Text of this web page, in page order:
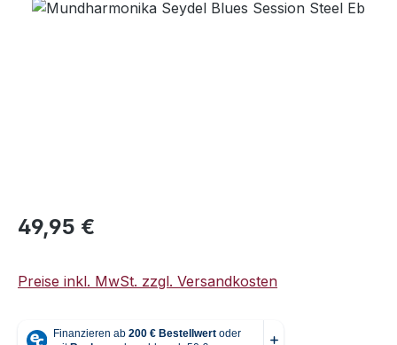
Bildergalerie überspringen
Regulärer Preis:
49,95 €
Preise inkl. MwSt. zzgl. Versandkosten